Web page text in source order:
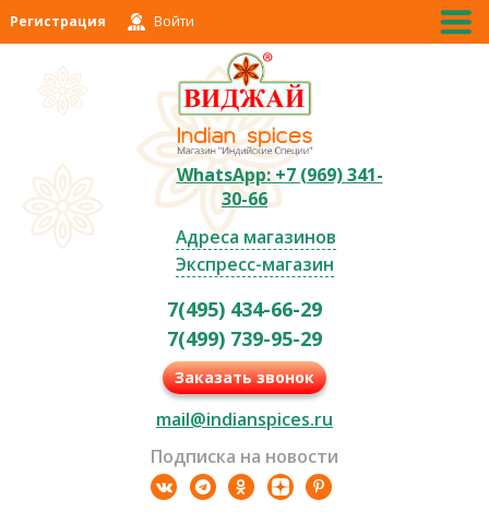
Регистрация Войти
WhatsApp: +7 (969) 341-
30-66
Адреса магазинов
Экспресс-магазин
7(495) 434-66-29
7(499) 739-95-29
Заказать звонок
mail@indianspices.ru
Подписка на новости